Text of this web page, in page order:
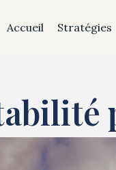
Accueil Stratégies